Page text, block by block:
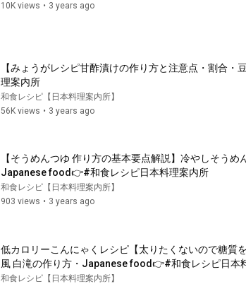
10K views • 3 years ago
【みょうがレシピ甘酢漬けの作り方と注意点・割合
理案内所
和食レシピ【日本料理案内所】
56K views • 3 years ago
【そうめんつゆ 作り方の基本要点解説】冷やしそう
Japanese food👉#和食レシピ日本料理案内所
和食レシピ【日本料理案内所】
903 views • 3 years ago
低カロリーこんにゃくレシピ【太りたくないので糖質
風 白滝の作り方・Japanese food👉#和食レシピ日本
和食レシピ【日本料理案内所】